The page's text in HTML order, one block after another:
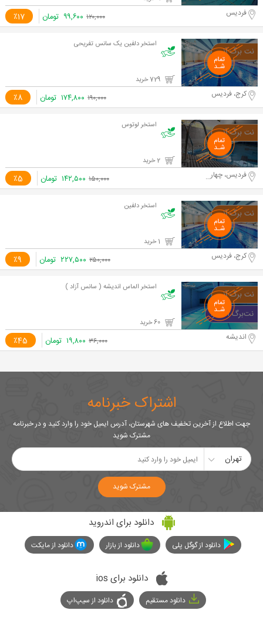
٪17 فردیس ۱۲۰,۰۰۰ ۹۹,۶۰۰ تومان
استخر دلفین یک سانس تفریحی
٪8 کرج، فردیس ۱۹۰,۰۰۰ ۱۷۴,۸۰۰ تومان
استخر لوتوس
٪5 فردیس، چهار راه ملارد ۱۵۰,۰۰۰ ۱۴۲,۵۰۰ تومان
استخر دلفین
٪9 کرج، فردیس ۲۵۰,۰۰۰ ۲۲۷,۵۰۰ تومان
استخر الماس اندیشه ( سانس آزاد )
٪45 اندیشه ۳۶,۰۰۰ ۱۹,۸۰۰ تومان
اشتراک خبرنامه
جهت اطلاع از آخرین تخفیف های شهرستان، آدرس ایمیل خود را وارد کنید و در خبرنامه
مشترک شوید
تهران
مشترک شوید
دانلود برای اندروید
دانلود از گوگل پلی دانلود از بازار دانلود از مایکت
دانلود برای ios
دانلود مستقیم دانلود از سیپ‌اپ